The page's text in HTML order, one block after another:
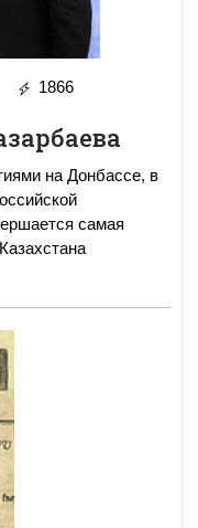
1866
на Донбассе, в
самая